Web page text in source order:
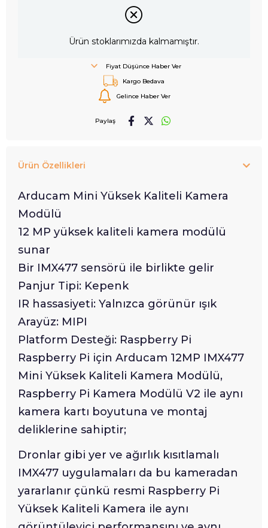
Ürün stoklarımızda kalmamıştır.
Fiyat Düşünce Haber Ver
Kargo Bedava
Gelince Haber Ver
Paylaş
Ürün Özellikleri
Arducam Mini Yüksek Kaliteli Kamera
Modülü
12 MP yüksek kaliteli kamera modülü
sunar
Bir IMX477 sensörü ile birlikte gelir
Panjur Tipi: Kepenk
IR hassasiyeti: Yalnızca görünür ışık
Arayüz: MIPI
Platform Desteği: Raspberry Pi
Raspberry Pi için Arducam 12MP IMX477
Mini Yüksek Kaliteli Kamera Modülü,
Raspberry Pi Kamera Modülü V2 ile aynı
kamera kartı boyutuna ve montaj
deliklerine sahiptir;
Dronlar gibi yer ve ağırlık kısıtlamalı
IMX477 uygulamaları da bu kameradan
yararlanır çünkü resmi Raspberry Pi
Yüksek Kaliteli Kamera ile aynı